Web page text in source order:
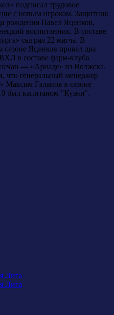
подписал трудовое
с новым игроком. Защитник
рождения Павел Яценков,
воспитанник. В составе
сыграл 22 матча. В
сезоне Яценков провел два
в составе фарм-клуба
— «Ариаде» из Волжска.
что генеральный менеджер
Максим Галанов в сезоне
был капитаном "Кузни".